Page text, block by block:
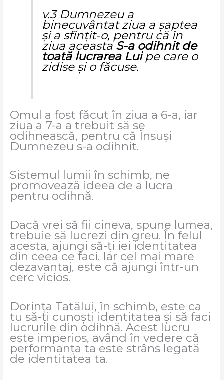
v.3 Dumnezeu a
binecuvântat ziua a şaptea
şi a sfinţit-o, pentru că în
ziua aceastaS-a odihnit de
toată lucrarea Luipe care o
zidise şi o făcuse.
Omul a fost făcut în ziua a 6-a, iar
ziua a 7-a a trebuit să se
odihnească, pentru că Însuși
Dumnezeu s-a odihnit.
Sistemul lumii în schimb, ne
promovează ideea de a lucra
pentru odihnă.
Dacă vrei să fii cineva, spune lumea,
trebuie să lucrezi din greu. În felul
acesta, ajungi să-ți iei identitatea
din ceea ce faci. Iar cel mai mare
dezavantaj, este că ajungi într-un
cerc vicios.
Dorința Tatălui, în schimb, este ca
tu să-ți cunoști identitatea și să faci
lucrurile din odihnă. Acest lucru
este imperios, având în vedere că
performanța ta este strâns legată
de identitatea ta.